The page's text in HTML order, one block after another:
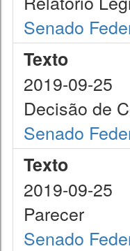
Senado
Texto
2019-09-25
Decisão de
Senado
Texto
2019-09-25
Parecer
Senado